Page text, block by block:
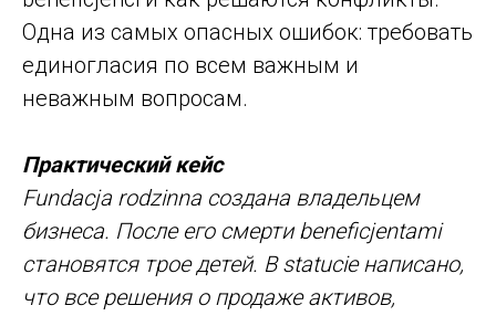
Одна из самых опасных ошибок: требовать
единогласия по всем важным и
неважным вопросам.
Практический кейс
Fundacja rodzinna создана владельцем
бизнеса. После его смерти beneficjentami
становятся трое детей. В statucie написано,
что все решения о продаже активов,